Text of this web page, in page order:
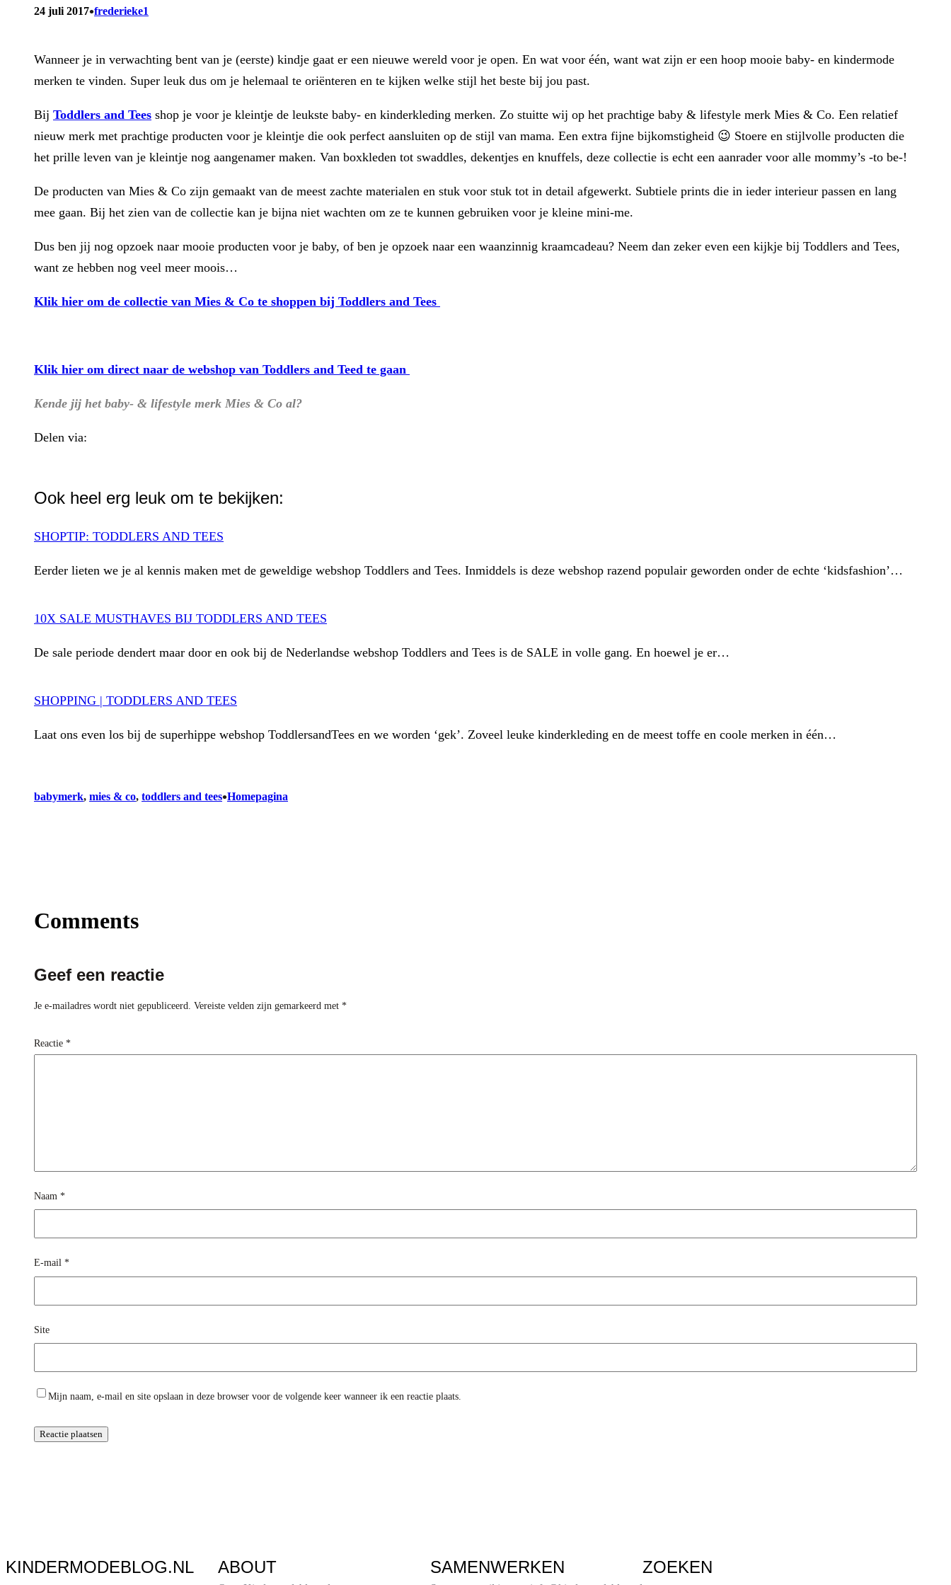
24 juli 2017•frederieke1
Wanneer je in verwachting bent van je (eerste) kindje gaat er een nieuwe wereld voor je open. En wat voor één, want wat zijn er een hoop mooie baby- en kindermode
merken te vinden. Super leuk dus om je helemaal te oriënteren en te kijken welke stijl het beste bij jou past.
Bij Toddlers and Tees shop je voor je kleintje de leukste baby- en kinderkleding merken. Zo stuitte wij op het prachtige baby & lifestyle merk Mies & Co. Een relatief
nieuw merk met prachtige producten voor je kleintje die ook perfect aansluiten op de stijl van mama. Een extra fijne bijkomstigheid 😉 Stoere en stijlvolle producten die
het prille leven van je kleintje nog aangenamer maken. Van boxkleden tot swaddles, dekentjes en knuffels, deze collectie is echt een aanrader voor alle mommy’s -to be-!
De producten van Mies & Co zijn gemaakt van de meest zachte materialen en stuk voor stuk tot in detail afgewerkt. Subtiele prints die in ieder interieur passen en lang
mee gaan. Bij het zien van de collectie kan je bijna niet wachten om ze te kunnen gebruiken voor je kleine mini-me.
Dus ben jij nog opzoek naar mooie producten voor je baby, of ben je opzoek naar een waanzinnig kraamcadeau? Neem dan zeker even een kijkje bij Toddlers and Tees,
want ze hebben nog veel meer moois…
Klik hier om de collectie van Mies & Co te shoppen bij Toddlers and Tees
Klik hier om direct naar de webshop van Toddlers and Teed te gaan
Kende jij het baby- & lifestyle merk Mies & Co al?
Delen via:
Ook heel erg leuk om te bekijken:
SHOPTIP: TODDLERS AND TEES
Eerder lieten we je al kennis maken met de geweldige webshop Toddlers and Tees. Inmiddels is deze webshop razend populair geworden onder de echte ‘kidsfashion’…
10X SALE MUSTHAVES BIJ TODDLERS AND TEES
De sale periode dendert maar door en ook bij de Nederlandse webshop Toddlers and Tees is de SALE in volle gang. En hoewel je er…
SHOPPING | TODDLERS AND TEES
Laat ons even los bij de superhippe webshop ToddlersandTees en we worden ‘gek’. Zoveel leuke kinderkleding en de meest toffe en coole merken in één…
babymerk, mies & co, toddlers and tees•Homepagina
Comments
Geef een reactie
Je e-mailadres wordt niet gepubliceerd. Vereiste velden zijn gemarkeerd met *
Reactie *
Naam *
E-mail *
Site
Mijn naam, e-mail en site opslaan in deze browser voor de volgende keer wanneer ik een reactie plaats.
KINDERMODEBLOG.NL ABOUT SAMENWERKEN ZOEKEN